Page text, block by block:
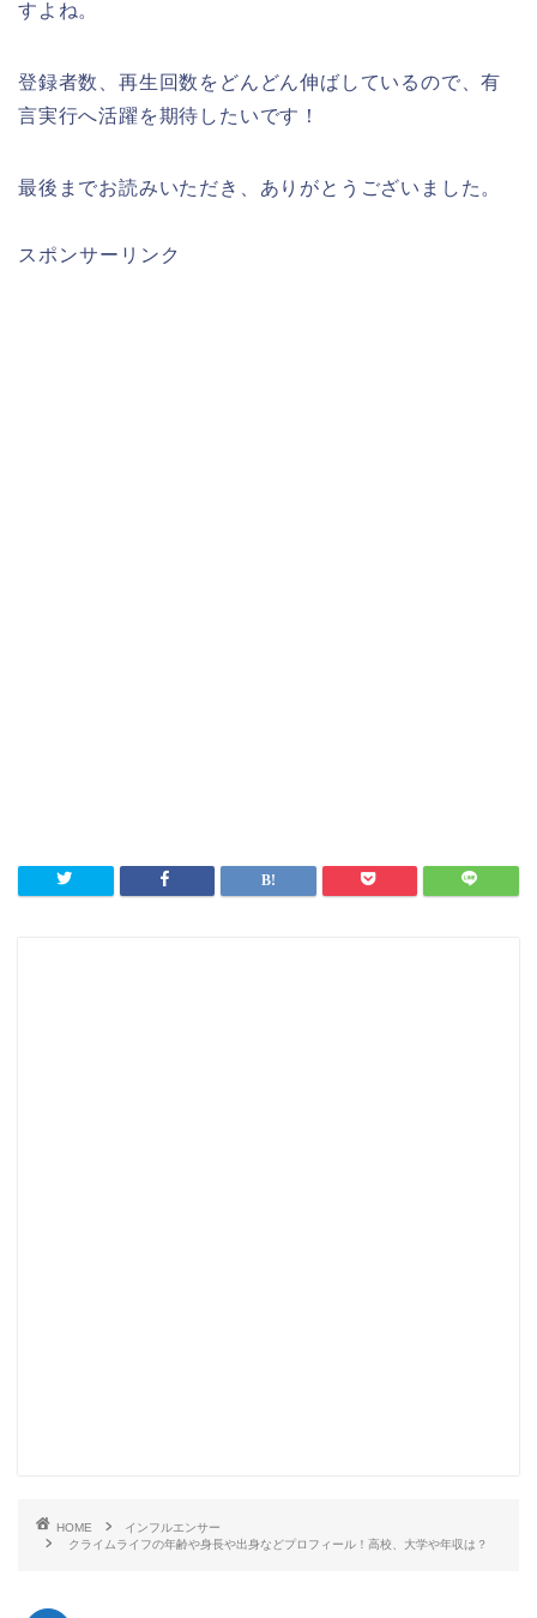
すよね。
登録者数、再生回数をどんどん伸ばしているので、有
言実行へ活躍を期待したいです！
最後までお読みいただき、ありがとうございました。
スポンサーリンク
HOME
インフルエンサー
クライムライフの年齢や身長や出身などプロフィール！高校、大学や年収は？